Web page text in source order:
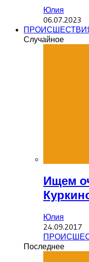
Юлия
06.07.2023
Случайное
Ищем
Юлия
24.09.2017
Последнее